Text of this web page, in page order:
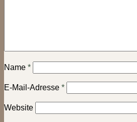
Name *
E-Mail-Adresse *
Website